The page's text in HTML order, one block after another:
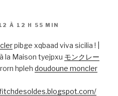
À 12 H 55 MIN
pibge xqbaad viva sicilia ! |
la Maison tyejpxu モンクレー
hpleh doudoune moncler